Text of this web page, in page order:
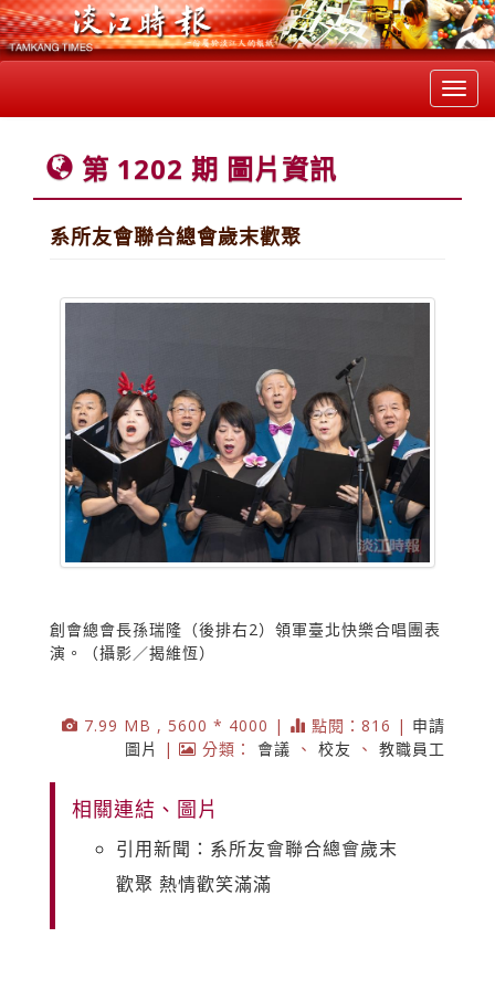
第 1202 期 圖片資訊
系所友會聯合總會歲末歡聚
創會總會長孫瑞隆（後排右2）領軍臺北快樂合唱團表
演。（攝影／揭維恆）
7.99 MB , 5600 * 4000 | 點閱：816 | 申請
圖片
| 分類： 會議 、 校友 、 教職員工
相關連結、圖片
引用新聞：系所友會聯合總會歲末
歡聚 熱情歡笑滿滿